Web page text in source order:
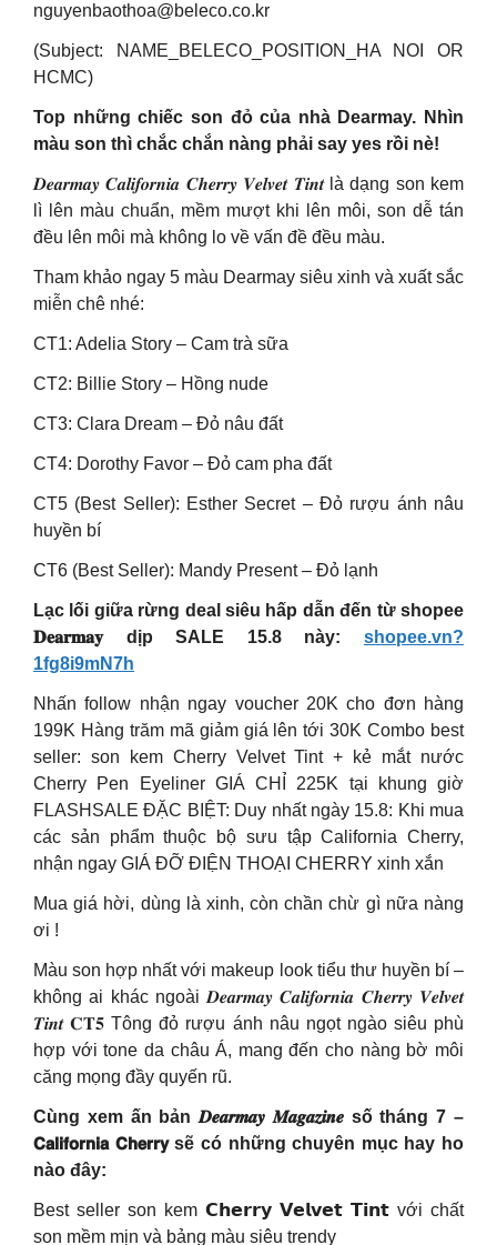
nguyenbaothoa@beleco.co.kr
(Subject: NAME_BELECO_POSITION_HA NOI OR
HCMC)
Top những chiếc son đỏ của nhà Dearmay. Nhìn
màu son thì chắc chắn nàng phải say yes rồi nè!
𝑫𝒆𝒂𝒓𝒎𝒂𝒚 𝑪𝒂𝒍𝒊𝒇𝒐𝒓𝒏𝒊𝒂 𝑪𝒉𝒆𝒓𝒓𝒚 𝑽𝒆𝒍𝒗𝒆𝒕 𝑻𝒊𝒏𝒕 là dạng son kem
lì lên màu chuẩn, mềm mượt khi lên môi, son dễ tán
đều lên môi mà không lo về vấn đề đều màu.
Tham khảo ngay 5 màu Dearmay siêu xinh và xuất sắc
miễn chê nhé:
CT1: Adelia Story – Cam trà sữa
CT2: Billie Story – Hồng nude
CT3: Clara Dream – Đỏ nâu đất
CT4: Dorothy Favor – Đỏ cam pha đất
CT5 (Best Seller): Esther Secret – Đỏ rượu ánh nâu
huyền bí
CT6 (Best Seller): Mandy Present – Đỏ lạnh
Lạc lối giữa rừng deal siêu hấp dẫn đến từ shopee
𝐃𝐞𝐚𝐫𝐦𝐚𝐲 dịp SALE 15.8 này: shopee.vn?
1fg8i9mN7h
Nhấn follow nhận ngay voucher 20K cho đơn hàng
199K Hàng trăm mã giảm giá lên tới 30K Combo best
seller: son kem Cherry Velvet Tint + kẻ mắt nước
Cherry Pen Eyeliner GIÁ CHỈ 225K tại khung giờ
FLASHSALE ĐẶC BIỆT: Duy nhất ngày 15.8: Khi mua
các sản phẩm thuộc bộ sưu tập California Cherry,
nhận ngay GIÁ ĐỠ ĐIỆN THOẠI CHERRY xinh xắn
Mua giá hời, dùng là xinh, còn chần chừ gì nữa nàng
ơi !
Màu son hợp nhất với makeup look tiểu thư huyền bí –
không ai khác ngoài 𝑫𝒆𝒂𝒓𝒎𝒂𝒚 𝑪𝒂𝒍𝒊𝒇𝒐𝒓𝒏𝒊𝒂 𝑪𝒉𝒆𝒓𝒓𝒚 𝑽𝒆𝒍𝒗𝒆𝒕
𝑻𝒊𝒏𝒕 𝐂𝐓𝟓 Tông đỏ rượu ánh nâu ngọt ngào siêu phù
hợp với tone da châu Á, mang đến cho nàng bờ môi
căng mọng đầy quyến rũ.
Cùng xem ấn bản 𝑫𝒆𝒂𝒓𝒎𝒂𝒚 𝑴𝒂𝒈𝒂𝒛𝒊𝒏𝒆 số tháng 7 –
𝗖𝗮𝗹𝗶𝗳𝗼𝗿𝗻𝗶𝗮 𝗖𝗵𝗲𝗿𝗿𝘆 sẽ có những chuyên mục hay ho
nào đây:
Best seller son kem 𝗖𝗵𝗲𝗿𝗿𝘆 𝗩𝗲𝗹𝘃𝗲𝘁 𝗧𝗶𝗻𝘁 với chất
son mềm mịn và bảng màu siêu trendy